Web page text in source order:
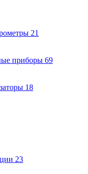
21
приборы 69
18
23